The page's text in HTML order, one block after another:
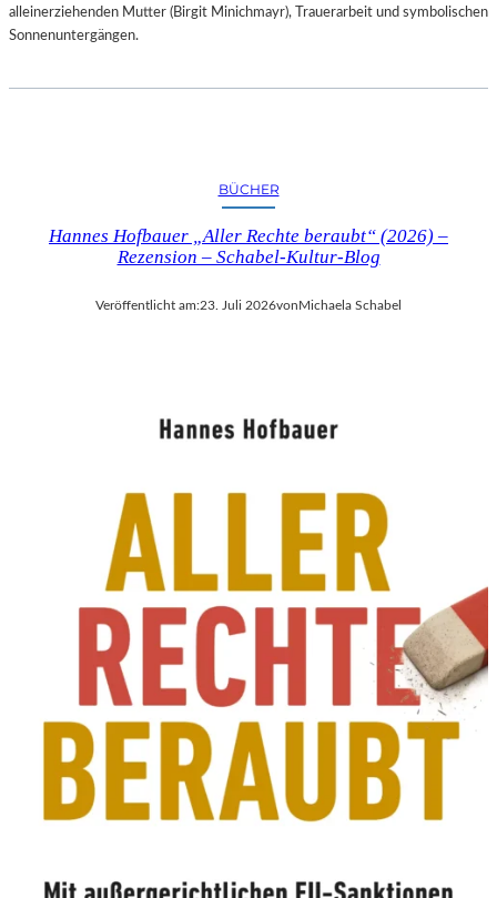
alleinerziehenden Mutter (Birgit Minichmayr), Trauerarbeit und symbolischen
Sonnenuntergängen.
BÜCHER
Hannes Hofbauer „Aller Rechte beraubt“ (2026) –
Rezension – Schabel-Kultur-Blog
Veröffentlicht am:23. Juli 2026vonMichaela Schabel